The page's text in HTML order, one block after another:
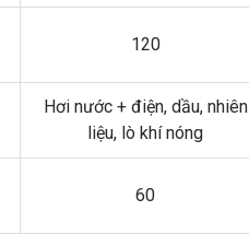
120
Hơi nước + điện, dầu, nhiên
liệu, lò khí nóng
60